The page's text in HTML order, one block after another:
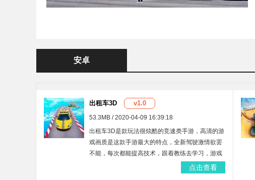
安卓
出租车3D v1.0
53.3MB / 2020-04-09 16:39:18
出租车3D是款玩法很炫酷的竞速类手游，高清的游
戏画质是这款手游最大的特点，全新驾驶激情欲罢
不能，每次都能提高技术，跟着教练去学习，游戏
拥有大量的特色关卡，让你在完成任务的同时还能
点击查看